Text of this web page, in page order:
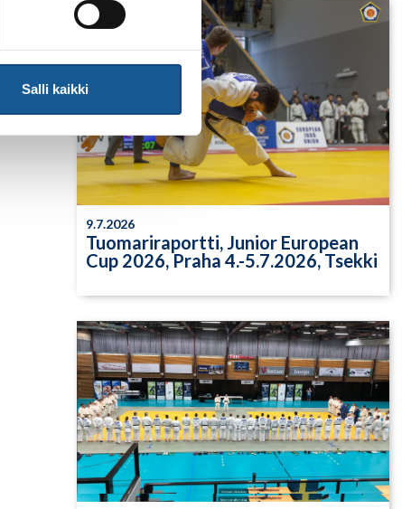
Salli kaikki
9.7.2026
Tuomariraportti, Junior European
Cup 2026, Praha 4.-5.7.2026, Tsekki